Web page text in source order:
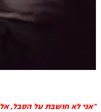
“אני לא חושבת על הסבל,